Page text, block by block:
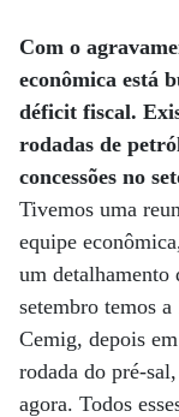
Com o
econômica está
déficit fiscal.
rodadas de
concessões no
Tivemos uma
equipe
um detalhamento
setembro temos
Cemig, depois
rodada do pré-
agora. Todos